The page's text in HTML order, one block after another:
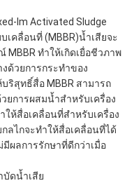
lm Activated Sludge
คลื่อนที่ (MBBR)น้ำเสียจะ
ทำให้เกิดเยื่อชีวภาพ
ด้วยการกระทำของ
ริสุทธิ์สื่อ MBBR สามารถ
ยการผสมน้ำสำหรับเครื่อง
ห้สื่อเคลื่อนที่สำหรับเครื่อง
ไกจะทำให้สื่อเคลื่อนที่ได้
ผลการรักษาที่ดีกว่าเมื่อ
บัดน้ำเสีย